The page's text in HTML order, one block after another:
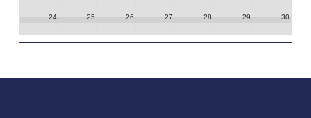
24 25 26 27 28 29 30